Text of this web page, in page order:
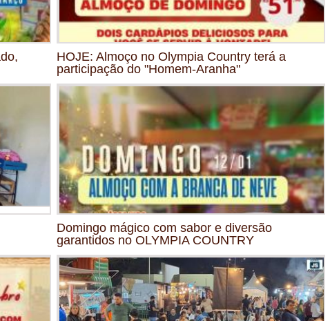
HOJE: Almoço no Olympia Country terá a
participação do "Homem-Aranha"
Domingo mágico com sabor e diversão
garantidos no OLYMPIA COUNTRY